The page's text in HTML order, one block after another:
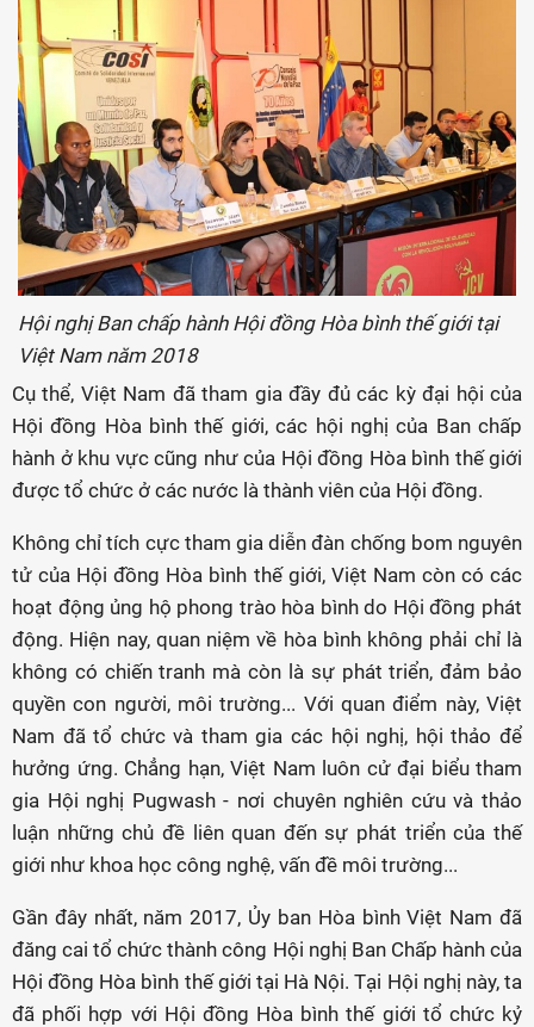
Hội nghị Ban chấp hành Hội đồng Hòa bình thế giới tại
Việt Nam năm 2018
Cụ thể, Việt Nam đã tham gia đầy đủ các kỳ đại hội của
Hội đồng Hòa bình thế giới, các hội nghị của Ban chấp
hành ở khu vực cũng như của Hội đồng Hòa bình thế giới
được tổ chức ở các nước là thành viên của Hội đồng.
Không chỉ tích cực tham gia diễn đàn chống bom nguyên
tử của Hội đồng Hòa bình thế giới, Việt Nam còn có các
hoạt động ủng hộ phong trào hòa bình do Hội đồng phát
động. Hiện nay, quan niệm về hòa bình không phải chỉ là
không có chiến tranh mà còn là sự phát triển, đảm bảo
quyền con người, môi trường... Với quan điểm này, Việt
Nam đã tổ chức và tham gia các hội nghị, hội thảo để
hưởng ứng. Chẳng hạn, Việt Nam luôn cử đại biểu tham
gia Hội nghị Pugwash - nơi chuyên nghiên cứu và thảo
luận những chủ đề liên quan đến sự phát triển của thế
giới như khoa học công nghệ, vấn đề môi trường...
Gần đây nhất, năm 2017, Ủy ban Hòa bình Việt Nam đã
đăng cai tổ chức thành công Hội nghị Ban Chấp hành của
Hội đồng Hòa bình thế giới tại Hà Nội. Tại Hội nghị này, ta
đã phối hợp với Hội đồng Hòa bình thế giới tổ chức kỷ